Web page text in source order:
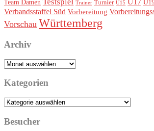
Team Damen Trainer Turnier U15 U17
Verbandsstaffel Süd Vorbereitung
Vorschau Württemberg
Archiv
Archiv
Kategorien
Kategorien
Besucher